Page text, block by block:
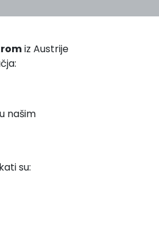
iz Austrije
našim
su: